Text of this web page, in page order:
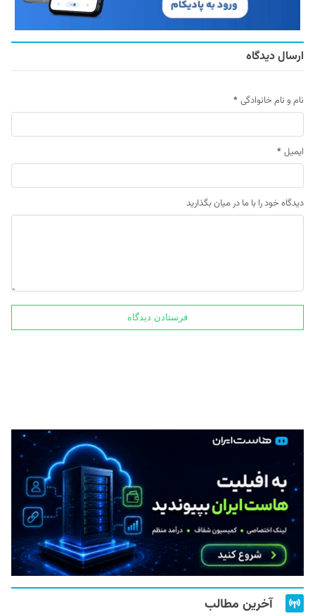
ارسال دیدگاه
نام و نام خانوادگی *
ایمیل *
دیدگاه خود را با ما در میان بگذارید
آخرین مطالب